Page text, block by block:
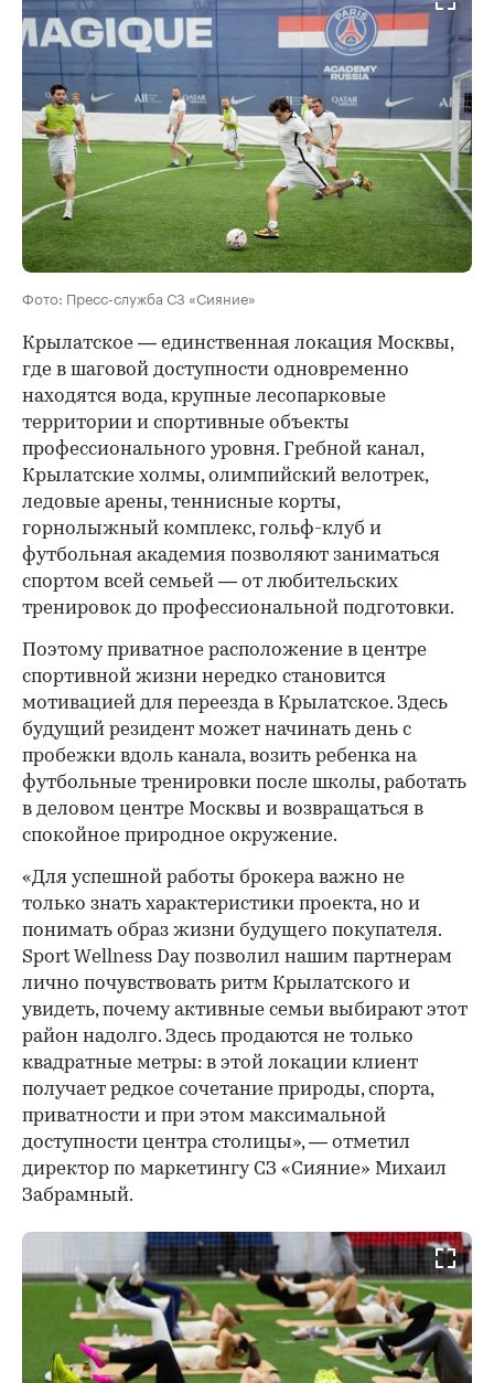
Фото: Пресс-служба СЗ «Сияние»
Крылатское — единственная локация Москвы,
где в шаговой доступности одновременно
находятся вода, крупные лесопарковые
территории и спортивные объекты
профессионального уровня. Гребной канал,
Крылатские холмы, олимпийский велотрек,
ледовые арены, теннисные корты,
горнолыжный комплекс, гольф-клуб и
футбольная академия позволяют заниматься
спортом всей семьей — от любительских
тренировок до профессиональной подготовки.
Поэтому приватное расположение в центре
спортивной жизни нередко становится
мотивацией для переезда в Крылатское. Здесь
будущий резидент может начинать день с
пробежки вдоль канала, возить ребенка на
футбольные тренировки после школы, работать
в деловом центре Москвы и возвращаться в
спокойное природное окружение.
«Для успешной работы брокера важно не
только знать характеристики проекта, но и
понимать образ жизни будущего покупателя.
Sport Wellness Day позволил нашим партнерам
лично почувствовать ритм Крылатского и
увидеть, почему активные семьи выбирают этот
район надолго. Здесь продаются не только
квадратные метры: в этой локации клиент
получает редкое сочетание природы, спорта,
приватности и при этом максимальной
доступности центра столицы», — отметил
директор по маркетингу СЗ «Сияние» Михаил
Забрамный.